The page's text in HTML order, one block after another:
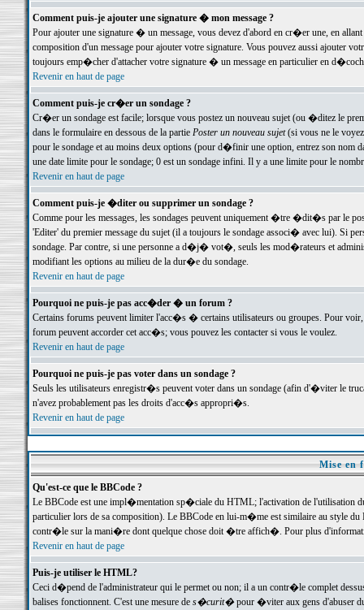
Comment puis-je ajouter une signature � mon message ?
Pour ajouter une signature � un message, vous devez d'abord en cr�er une, en
composition d'un message pour ajouter votre signature. Vous pouvez aussi ajouter
toujours emp�cher d'attacher votre signature � un message en particulier en
Revenir en haut de page
Comment puis-je cr�er un sondage ?
Cr�er un sondage est facile; lorsque vous postez un nouveau sujet (ou �ditez le
dans le formulaire en dessous de la partie Poster un nouveau sujet(si vous ne le voyez
pour le sondage et au moins deux options (pour d�finir une option, entrez son nom
une date limite pour le sondage; 0 est un sondage infini. Il y a une limite pour le
Revenir en haut de page
Comment puis-je �diter ou supprimer un sondage ?
Comme pour les messages, les sondages peuvent uniquement �tre �dit�s par le
'Editer' du premier message du sujet (il a toujours le sondage associ� avec lui). Si
sondage. Par contre, si une personne a d�j� vot�, seuls les mod�rateurs et
modifiant les options au milieu de la dur�e du sondage.
Revenir en haut de page
Pourquoi ne puis-je pas acc�der � un forum ?
Certains forums peuvent limiter l'acc�s � certains utilisateurs ou groupes. Pour
forum peuvent accorder cet acc�s; vous pouvez les contacter si vous le voulez.
Revenir en haut de page
Pourquoi ne puis-je pas voter dans un sondage ?
Seuls les utilisateurs enregistr�s peuvent voter dans un sondage (afin d'�viter le
n'avez probablement pas les droits d'acc�s appropri�s.
Revenir en haut de page
Mise en
Qu'est-ce que le BBCode ?
Le BBCode est une impl�mentation sp�ciale du HTML; l'activation de l'utilisation
particulier lors de sa composition). Le BBCode en lui-m�me est similaire au style
contr�le sur la mani�re dont quelque chose doit �tre affich�. Pour plus
Revenir en haut de page
Puis-je utiliser le HTML?
Ceci d�pend de l'administrateur qui le permet ou non; il a un contr�le complet
balises fonctionnent. C'est une mesure de s�curit�pour �viter aux gens d'abuser